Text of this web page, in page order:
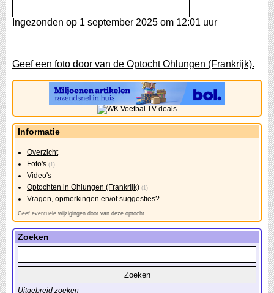
Ingezonden op 1 september 2025 om 12:01 uur
Geef een foto door van de Optocht Ohlungen (Frankrijk).
Informatie
Overzicht
Foto's (1)
Video's
Optochten in Ohlungen (Frankrijk) (1)
Vragen, opmerkingen en/of suggesties?
Geef eventuele wijzigingen door van deze optocht
Zoeken
Uitgebreid zoeken